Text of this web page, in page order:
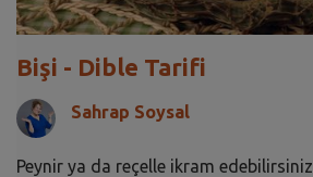
Bişi - Dible Tarifi
Sahrap Soysal
Peynir ya da reçelle ikram edebilirsiniz.